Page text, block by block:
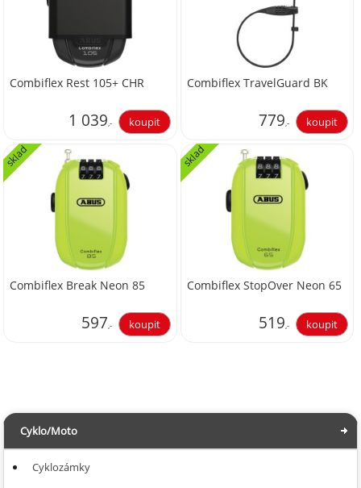
Combiflex Rest 105+ CHR
1 039,-
Combiflex TravelGuard BK
779,-
Combiflex Break Neon 85
sklad
597,-
Combiflex StopOver Neon 65
sklad
519,-
Cyklo/Moto
Cyklozámky